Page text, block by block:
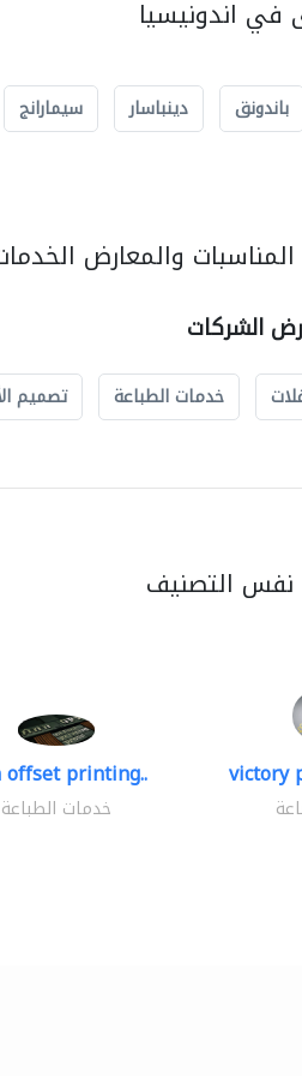
اندونيسيا
باندونق دينباسار سيمارانج
والمعارض
الشركات
خدمات الطباعة تصميم
نفس التصنيف
offset printing..
خدمات الطباعة
victory